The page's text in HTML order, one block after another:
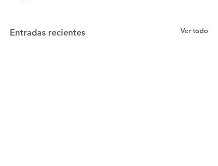
Entradas recientes Ver todo